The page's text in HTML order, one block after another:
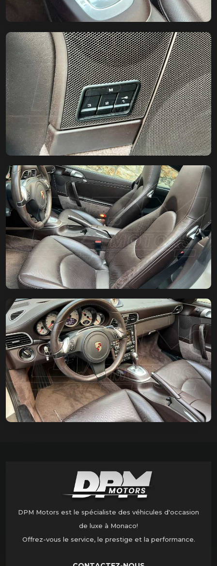
DPM Motors est le spécialiste des véhicules d'occasion
de luxe à Monaco!
Offrez-vous le service, le prestige et la performance.